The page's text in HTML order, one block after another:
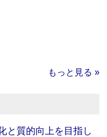
もっと見る »
と質的向上を目指し